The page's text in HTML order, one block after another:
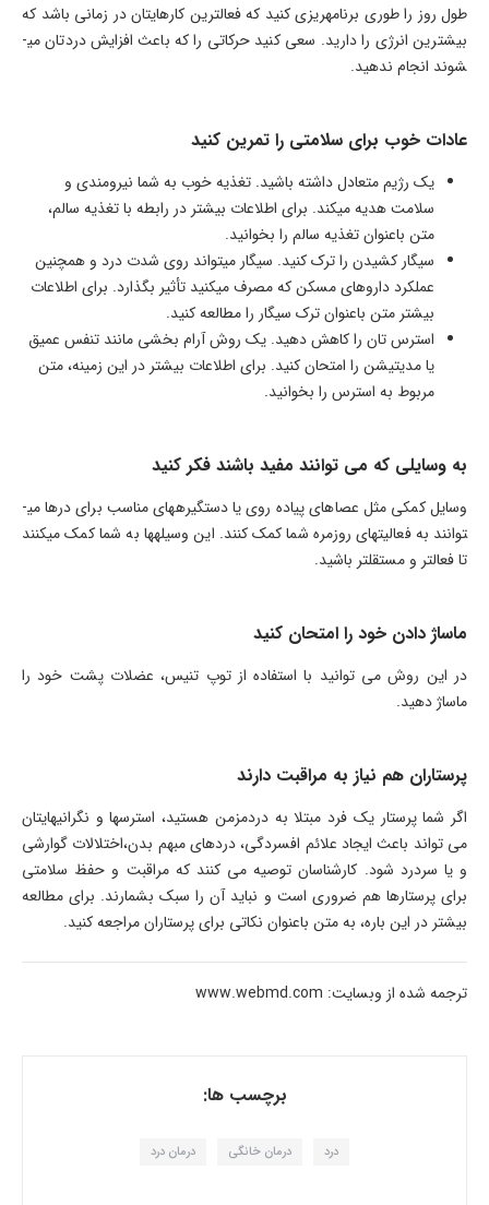
طول روز را طوری برنامه­ریزی کنید که فعال­ترین کارهایتان در زمانی باشد که
بیشترین انرژی را دارید. سعی کنید حرکاتی را که باعث افزایش دردتان می­
شوند انجام ندهید.
عادات خوب برای سلامتی را تمرین کنید
یک رژیم متعادل داشته باشید. تغذیه خوب به شما نیرومندی و
سلامت هدیه می­کند. برای اطلاعات بیشتر در رابطه با تغذیه سالم،
متن باعنوان تغذیه سالم را بخوانید.
سیگار کشیدن را ترک کنید. سیگار می­تواند روی شدت درد و همچنین
عملکرد داروهای مسکن که مصرف می­کنید تأثیر بگذارد. برای اطلاعات
بیشتر متن باعنوان ترک سیگار را مطالعه کنید.
استرس­ تان را کاهش دهید. یک روش آرام بخشی مانند تنفس عمیق
یا مدیتیشن را امتحان کنید. برای اطلاعات بیشتر در این زمینه، متن
مربوط به استرس را بخوانید.
به وسایلی که می­ توانند مفید باشند فکر کنید
وسایل کمکی مثل عصاهای پیاده روی یا دستگیره­های مناسب برای درها می­
توانند به فعالیت­های روزمره شما کمک کنند. این وسیله­ها به شما کمک می­کنند
تا فعالتر و مستقل­تر باشید.
ماساژ دادن خود را امتحان کنید
در این روش می توانید با استفاده از توپ تنیس، عضلات پشت خود را
ماساژ دهید.
پرستاران هم نیاز به مراقبت دارند
اگر شما پرستار یک فرد مبتلا به دردمزمن هستید، استرس­ها و نگرانی­هایتان
می­ تواند باعث ایجاد علائم افسردگی، دردهای مبهم بدن،اختلالات گوارشی
و یا سردرد شود. کارشناسان توصیه می­ کنند که مراقبت و حفظ سلامتی
برای پرستارها هم ضروری است و نباید آن را سبک بشمارند. برای مطالعه
بیشتر در این باره، به متن باعنوان نکاتی برای پرستاران مراجعه کنید.
ترجمه شده از وبسایت: www.webmd.com
برچسب ها:
درد درمان خانگی درمان درد